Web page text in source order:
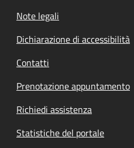
Note legali
Dichiarazione di accessibilità
Contatti
Prenotazione appuntamento
Richiedi assistenza
Statistiche del portale